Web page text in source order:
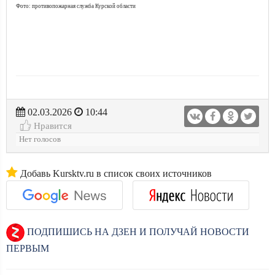
Фото: противопожарная служба Курской области
02.03.2026
10:44
Нравится
Нет голосов
Добавь Kursktv.ru в список своих источников
ПОДПИШИСЬ НА ДЗЕН И ПОЛУЧАЙ НОВОСТИ
ПЕРВЫМ